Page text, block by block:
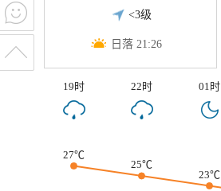
<3级
日落 21:26
19时 22时 01时
27℃
25℃
23℃